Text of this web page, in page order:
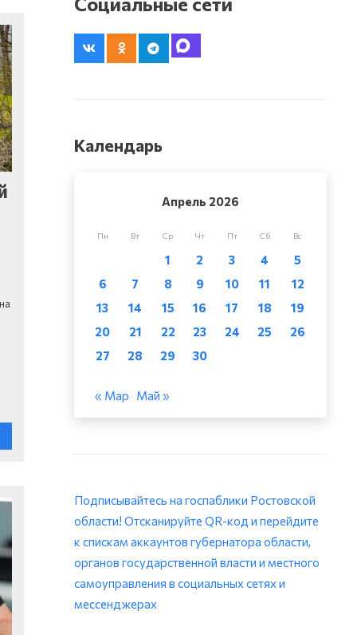
Календарь
Апрель 2026
Пн Вт Ср Чт Пт Сб Вс
1 2 3 4
5
6
7 8 9 10 11
12
13
14 15 16 17 18
19
20
21 22 23 24 25
26
27
28 29 30
« Мар Май »
Подписывайтесь на госпаблики Ростовской
области! Отсканируйте QR-код и перейдите
к спискам аккаунтов губернатора области,
органов государственной власти и местного
самоуправления в социальных сетях и
мессенджерах